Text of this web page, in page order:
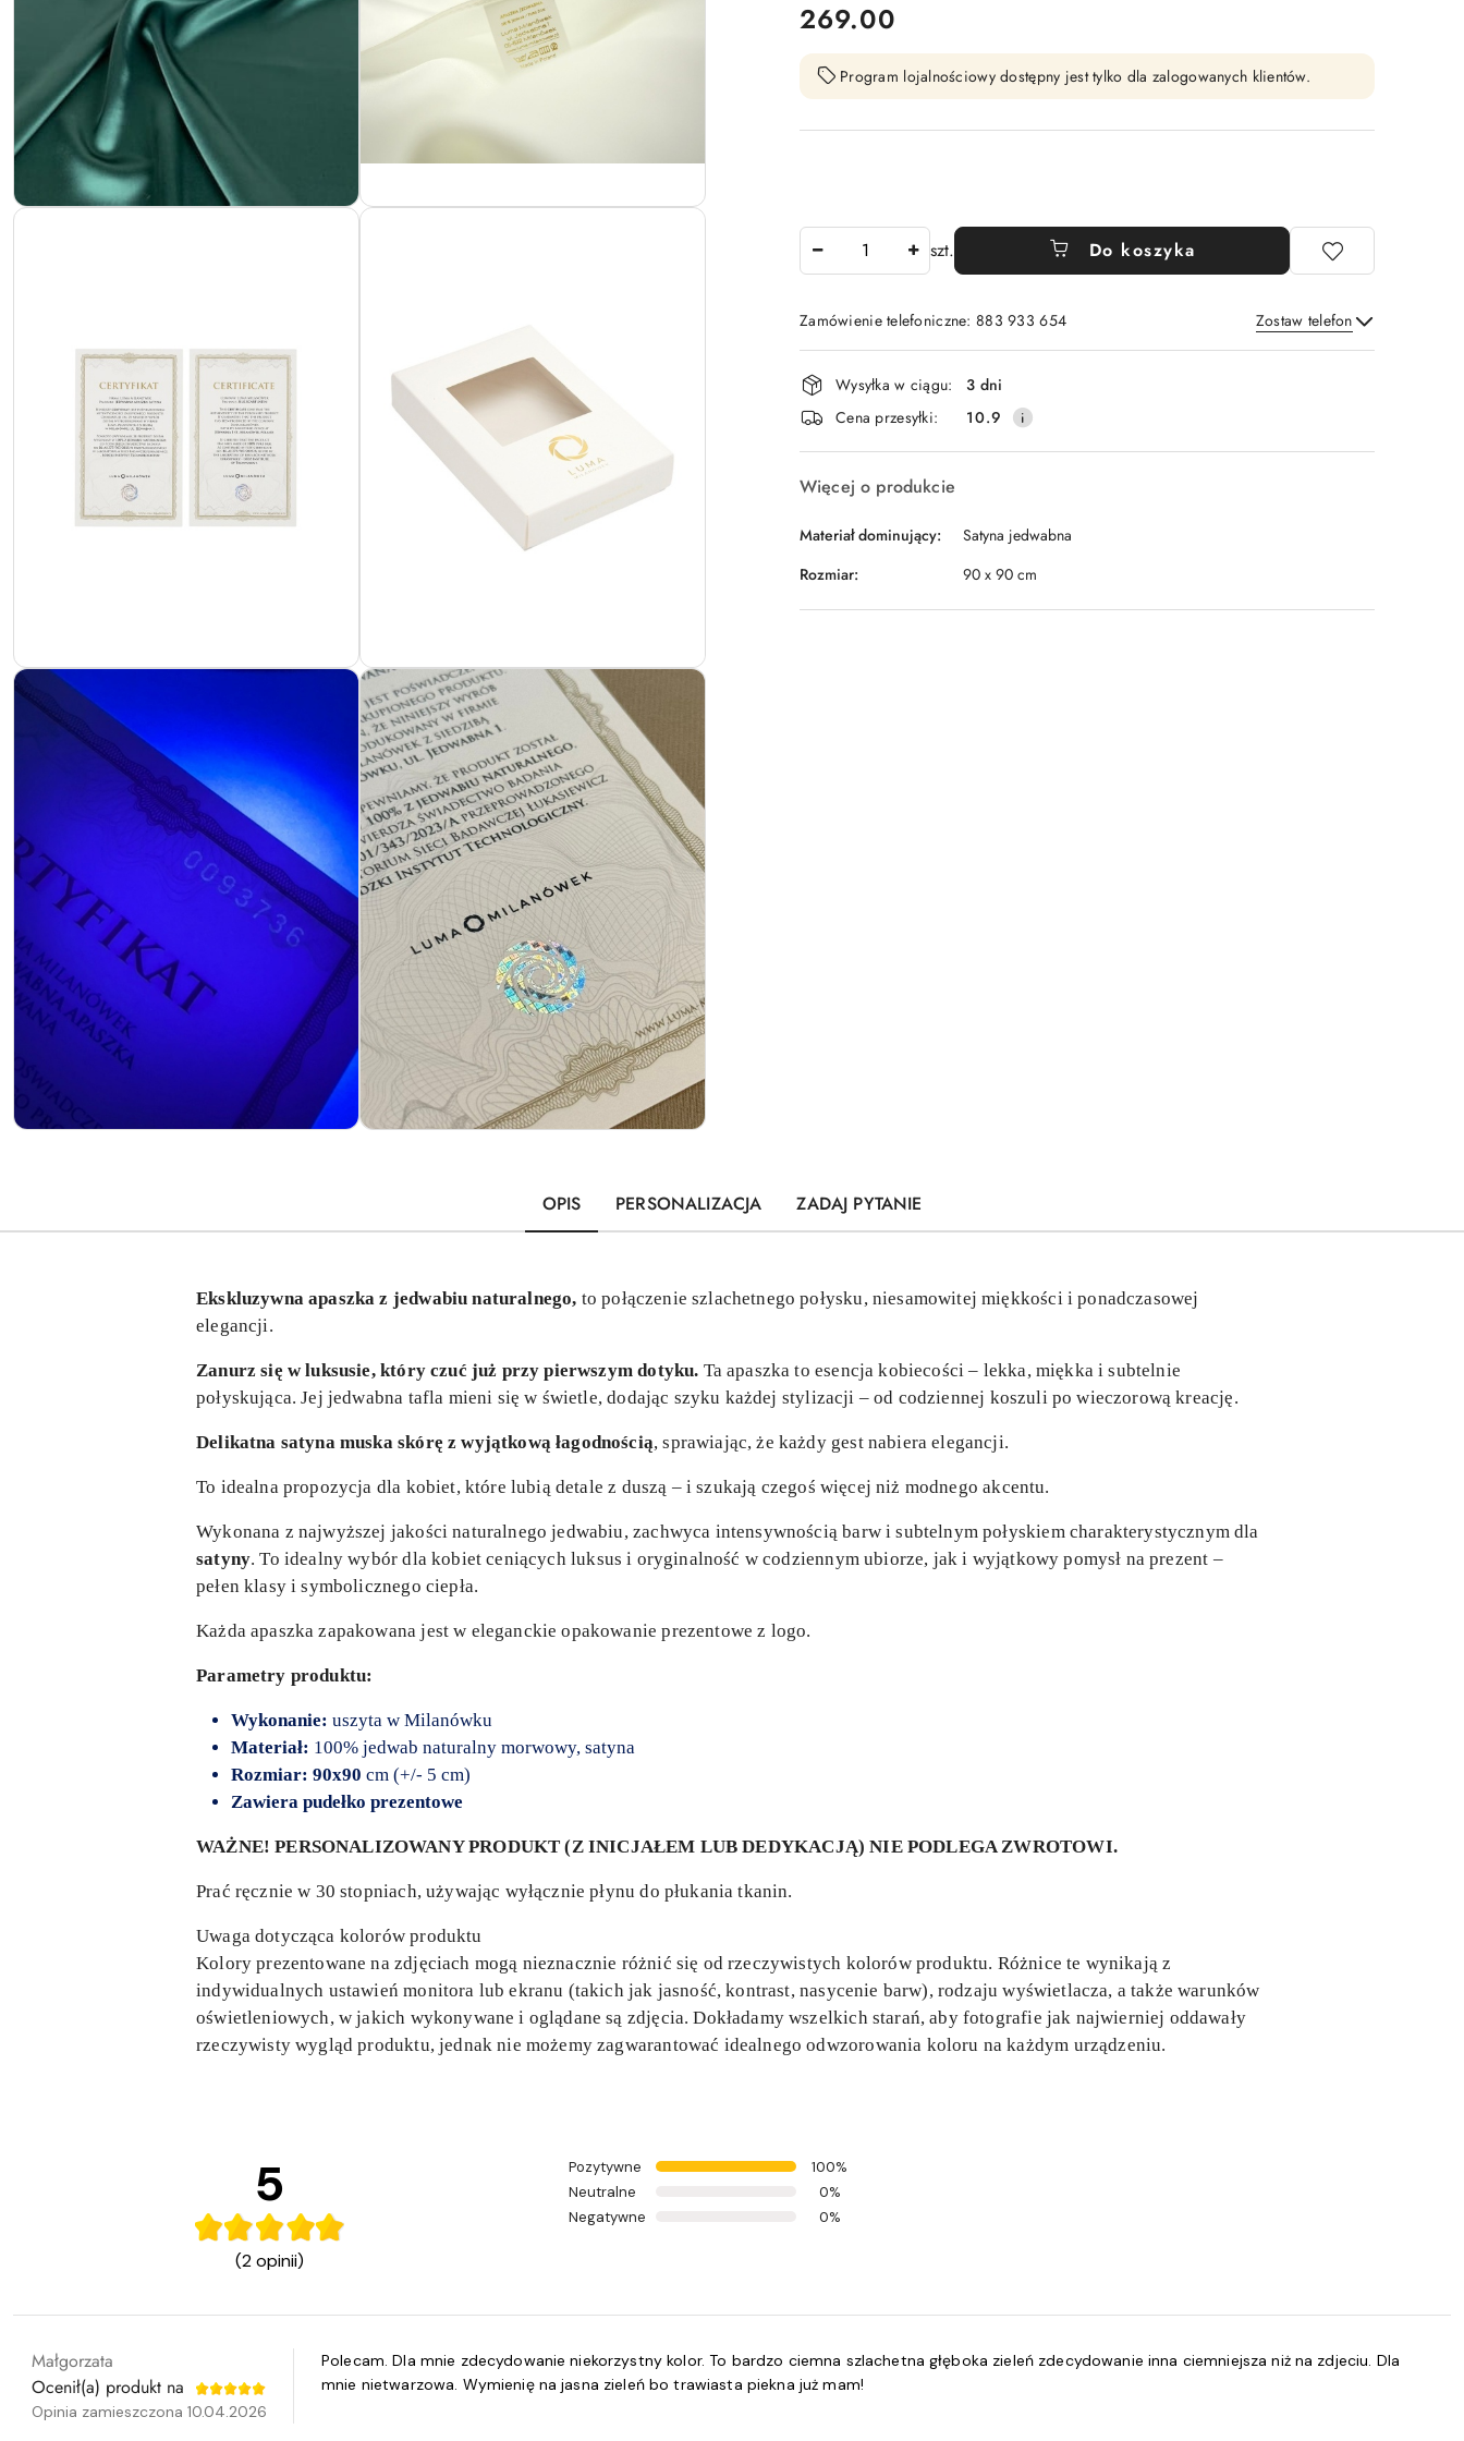
cena:
269.00
Program lojalnościowy dostępny jest tylko dla zalogowanych klientów.
szt. Do koszyka
Zamówienie telefoniczne: 883 933 654 Zostaw telefon
Wyślij
Dostępność
i
dostawa
Wysyłka w ciągu:
3 dni
Cena przesyłki:
10.9
Więcej o produkcie
Materiał dominujący:
Satyna jedwabna
Rozmiar:
90 x 90 cm
OPIS PERSONALIZACJA ZADAJ PYTANIE
Ekskluzywna apaszka z jedwabiu naturalnego, to połączenie szlachetnego połysku, niesamowitej miękkości i ponadczasowej
elegancji.
Zanurz się w luksusie, który czuć już przy pierwszym dotyku. Ta apaszka to esencja kobiecości – lekka, miękka i subtelnie
połyskująca. Jej jedwabna tafla mieni się w świetle, dodając szyku każdej stylizacji – od codziennej koszuli po wieczorową kreację.
Delikatna satyna muska skórę z wyjątkową łagodnością, sprawiając, że każdy gest nabiera elegancji.
To idealna propozycja dla kobiet, które lubią detale z duszą – i szukają czegoś więcej niż modnego akcentu.
Wykonana z najwyższej jakości naturalnego jedwabiu, zachwyca intensywnością barw i subtelnym połyskiem charakterystycznym dla
satyny. To idealny wybór dla kobiet ceniących luksus i oryginalność w codziennym ubiorze, jak i wyjątkowy pomysł na prezent –
pełen klasy i symbolicznego ciepła.
Każda apaszka zapakowana jest w eleganckie opakowanie prezentowe z logo.
Parametry produktu:
Wykonanie: uszyta w Milanówku
Materiał: 100% jedwab naturalny morwowy, satyna
Rozmiar: 90x90 cm (+/- 5 cm)
Zawiera pudełko prezentowe
WAŻNE! PERSONALIZOWANY PRODUKT (Z INICJAŁEM LUB DEDYKACJĄ) NIE PODLEGA ZWROTOWI.
Prać ręcznie w 30 stopniach, używając wyłącznie płynu do płukania tkanin.
Uwaga dotycząca kolorów produktu
Kolory prezentowane na zdjęciach mogą nieznacznie różnić się od rzeczywistych kolorów produktu. Różnice te wynikają z
indywidualnych ustawień monitora lub ekranu (takich jak jasność, kontrast, nasycenie barw), rodzaju wyświetlacza, a także warunków
oświetleniowych, w jakich wykonywane i oglądane są zdjęcia. Dokładamy wszelkich starań, aby fotografie jak najwierniej oddawały
rzeczywisty wygląd produktu, jednak nie możemy zagwarantować idealnego odwzorowania koloru na każdym urządzeniu.
5
(2 opinii)
Pozytywne
100%
Neutralne
0%
Negatywne
0%
Małgorzata
Ocenił(a) produkt na
Opinia zamieszczona 10.04.2026
Polecam. Dla mnie zdecydowanie niekorzystny kolor. To bardzo ciemna szlachetna głęboka zieleń zdecydowanie inna ciemniejsza niż na zdjeciu. Dla
mnie nietwarzowa. Wymienię na jasna zieleń bo trawiasta piekna już mam!